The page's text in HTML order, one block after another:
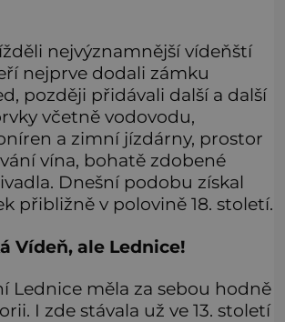
nejvýznamnější vídeňští
nejprve dodali zámku
později přidávali další a další
včetně vodovodu,
a zimní jízdárny, prostor
vína, bohatě zdobené
Dnešní podobu získal
přibližně v polovině 18. století.
Vídeň, ale Lednice!
Lednice měla za sebou hodně
I zde stávala už ve 13. století